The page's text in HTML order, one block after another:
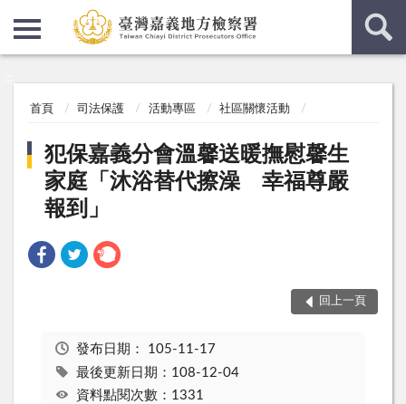
首頁 司法保護 活動專區 社區關懷活動
犯保嘉義分會溫馨送暖撫慰馨生
家庭「沐浴替代擦澡 幸福尊嚴
報到」
回上一頁
發布日期： 105-11-17
最後更新日期：108-12-04
資料點閱次數：1331